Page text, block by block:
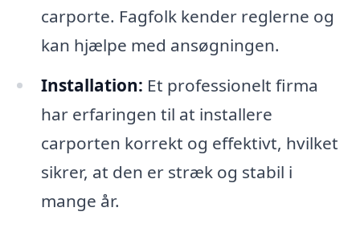
carporte. Fagfolk kender reglerne og
kan hjælpe med ansøgningen.
Installation: Et professionelt firma
har erfaringen til at installere
carporten korrekt og effektivt, hvilket
sikrer, at den er stræk og stabil i
mange år.